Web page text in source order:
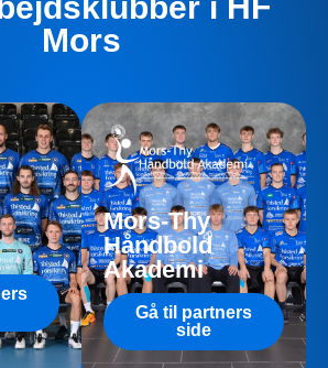
Mors
Mors-Thy
Håndbold
Akademi
Gå til partners
side